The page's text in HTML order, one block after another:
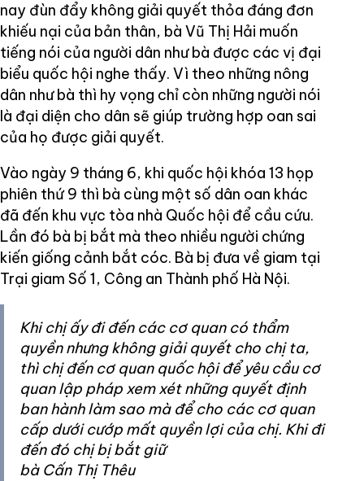
nay đùn đẩy không giải quyết thỏa đáng đơn
khiếu nại của bản thân, bà Vũ Thị Hải muốn
tiếng nói của người dân như bà được các vị đại
biểu quốc hội nghe thấy. Vì theo những nông
dân như bà thì hy vọng chỉ còn những người nói
là đại diện cho dân sẽ giúp trường hợp oan sai
của họ được giải quyết.
Vào ngày 9 tháng 6, khi quốc hội khóa 13 họp
phiên thứ 9 thì bà cùng một số dân oan khác
đã đến khu vực tòa nhà Quốc hội để cầu cứu.
Lần đó bà bị bắt mà theo nhiều người chứng
kiến giống cảnh bắt cóc. Bà bị đưa về giam tại
Trại giam Số 1, Công an Thành phố Hà Nội.
Khi chị ấy đi đến các cơ quan có thẩm
quyền nhưng không giải quyết cho chị ta,
thì chị đến cơ quan quốc hội để yêu cầu cơ
quan lập pháp xem xét những quyết định
ban hành làm sao mà để cho các cơ quan
cấp dưới cướp mất quyền lợi của chị. Khi đi
đến đó chị bị bắt giữ
bà Cấn Thị Thêu